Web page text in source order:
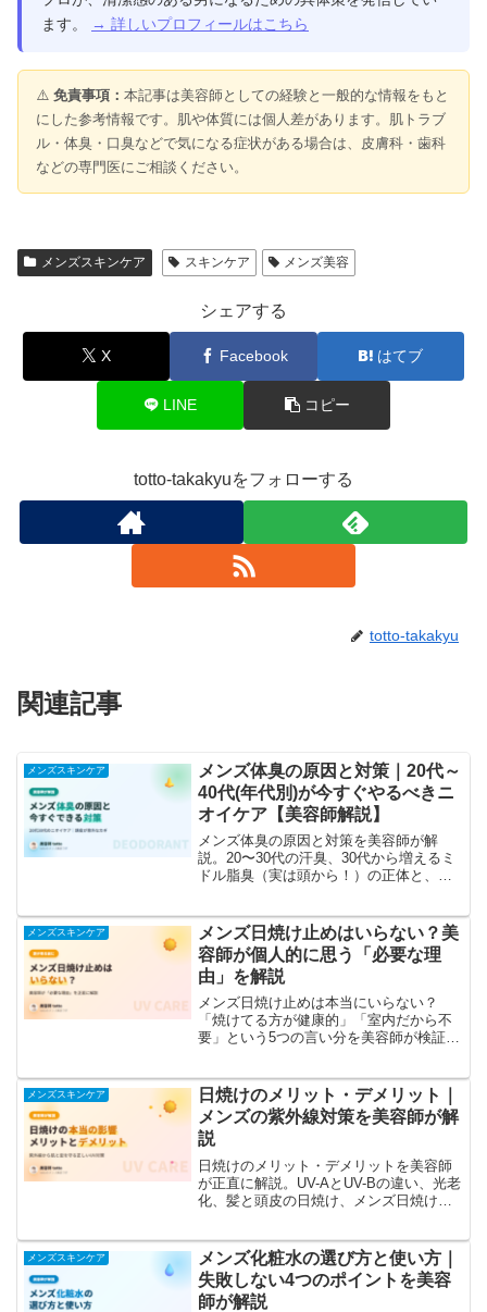
ます。
→ 詳しいプロフィールはこちら
⚠️ 免責事項： 本記事は美容師としての経験と一般的な情報をもと
にした参考情報です。肌や体質には個人差があります。肌トラブ
ル・体臭・口臭などで気になる症状がある場合は、皮膚科・歯科
などの専門医にご相談ください。
メンズスキンケア スキンケア メンズ美容
シェアする
X Facebook はてブ
LINE コピー
totto-takakyuをフォローする
totto-takakyu
関連記事
メンズスキンケア
メンズ体臭の原因と対策｜20代～
40代(年代別)が今すぐやるべきニ
オイケア【美容師解説】
メンズ体臭の原因と対策を美容師が解
説。20〜30代の汗臭、30代から増えるミ
ドル脂臭（実は頭から！）の正体と、朝
網羅します。
メンズスキンケア
メンズ日焼け止めはいらない？美
容師が個人的に思う「必要な理
由」を解説
メンズ日焼け止めは本当にいらない？
「焼けてる方が健康的」「室内だから不
要」という5つの言い分を美容師が検証。
説します。
メンズスキンケア
日焼けのメリット・デメリット｜
メンズの紫外線対策を美容師が解
説
日焼けのメリット・デメリットを美容師
が正直に解説。UV-AとUV-Bの違い、光老
化、髪と頭皮の日焼け、メンズ日焼け止
メンズスキンケア
メンズ化粧水の選び方と使い方｜
失敗しない4つのポイントを美容
師が解説